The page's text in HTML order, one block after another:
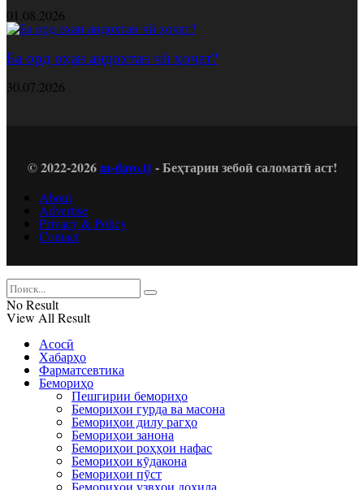
01.08.2026
Ба орд оҳан андохтан чӣ ҳоҷат?
30.07.2026
© 2022-2026m-davo.tj- Беҳтарин зебоӣ саломатӣ аст!
About
Advertise
Privacy & Policy
Contact
No Result
View All Result
Асосӣ
Хабарҳо
Фарматсевтика
Бемориҳо
Пешгирии бемориҳо
Бемориҳои гурда ва масона
Бемориҳои дилу рагҳо
Бемориҳои занона
Бемориҳои роҳҳои нафас
Бемориҳои кӯдакона
Бемориҳои пӯст
Бемориҳои узвҳои дохила